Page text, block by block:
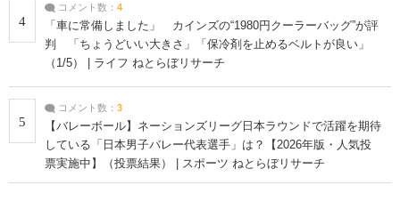
4
コメント数： 4
「車に常備しました」 カインズの“1980円クーラーバッグ”が評
判 「ちょうどいい大きさ」「保冷剤を止めるベルトが良い」
（1/5） | ライフ ねとらぼリサーチ
5
コメント数： 3
【バレーボール】ネーションズリーグ日本ラウンドで活躍を期待
している「日本男子バレー代表選手」は？【2026年版・人気投
票実施中】（投票結果） | スポーツ ねとらぼリサーチ